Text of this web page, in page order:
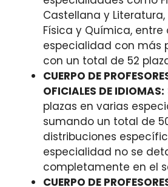
Castellana y
Física y Química, entre
especialidad con más
con un total de 52
CUERPO DE
OFICIALES DE IDIOMAS:
plazas en varias
sumando un total de
distribuciones
especialidad no se
completamente en el
CUERPO DE